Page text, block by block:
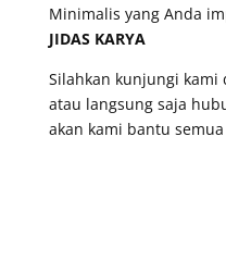
Minimalis yang Anda
JIDAS KARYA
Silahkan kunjungi kami
atau langsung saja
akan kami bantu